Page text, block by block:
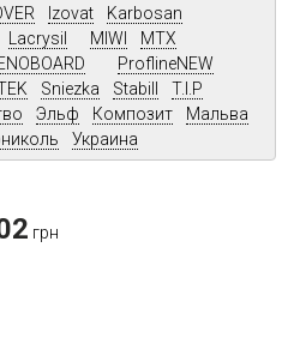
Izovat
Karbosan
Lacrysil MIWI
MTX
ProflineNEW
Sniezka Stabill
T.I.P
Эльф Композит
Мальва
Украина
грн